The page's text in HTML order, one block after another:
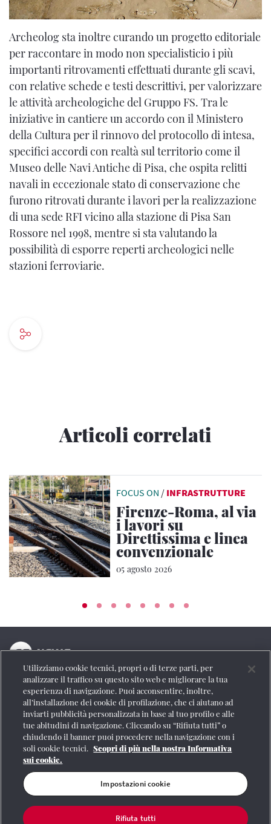
Archeolog sta inoltre curando un progetto editoriale
per raccontare in modo non specialisticio i più
importanti ritrovamenti effettuati durante gli scavi,
con relative schede e testi descrittivi, per valorizzare
le attività archeologiche del Gruppo FS. Tra le
iniziative in cantiere un accordo con il Ministero
della Cultura per il rinnovo del protocollo di intesa,
specifici accordi con realtà sul territorio come il
Museo delle Navi Antiche di Pisa, che ospita relitti
navali in eccezionale stato di conservazione che
furono ritrovati durante i lavori per la realizzazione
di una sede RFI vicino alla stazione di Pisa San
Rossore nel 1998, mentre si sta valutando la
possibilità di esporre reperti archeologici nelle
stazioni ferroviarie.
Articoli correlati
FOCUS ON / INFRASTRUTTURE
Firenze-Roma, al via
i lavori su
Direttissima e linea
convenzionale
05 agosto 2026
La testata online del Gruppo FS Italiane
Social
Se vuoi contattarci o avere altre informazioni
CONTATTI
Utilizziamo cookie tecnici, propri o di terze parti, per
analizzare il traffico su questo sito web e migliorare la tua
esperienza di navigazione. Puoi acconsentire, inoltre,
all’installazione dei cookie di profilazione, che ci aiutano ad
inviarti pubblicità personalizzata in base al tuo profilo e alle
tue abitudini di navigazione. Cliccando su “Rifiuta tutti” o
chiudendo il banner puoi procedere nella navigazione con i
soli cookie tecnici. Scopri di più nella nostra Informativa
sui cookie.
Impostazioni cookie
Rifiuta tutti